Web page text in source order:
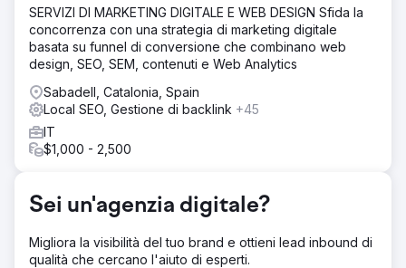
della concorrenza, abbiamo delineato un piano SEO
dettagliato e personalizzato per il nostro cliente. Ciò ha
comportato: – Creazione di landing page/pagine di
servizio aggiuntive/nuove per offerta per allineare un set
specifico di parole chiave con una pagina specifica –
Scrittura di contenuti di alta qualità, non pieni di parole
chiave – Aggiunta di CTA appropriati alle pagine –
Aggiunta di FAQ e contenuti informativi alla pagina –
Ottimizzazione on-page secondo le migliori pratiche SEO
1 – Classifica n. 1 nella ricerca Google per più termini
correlati a contabilità, contabilità, CPA, consulenza fiscale
iniziato a classificarsi nella SERP per più di 500 parole
SERVIZI DI MARKETING DIGITALE E WEB DESIGN Sfida la
concorrenza con una strategia di marketing digitale
basata su funnel di conversione che combinano web
design, SEO, SEM, contenuti e Web Analytics
Sabadell, Catalonia, Spain
Local SEO, Gestione di backlink +45
IT
$1,000 - 2,500
Sei un'agenzia digitale?
Migliora la visibilità del tuo brand e ottieni lead inbound di
qualità che cercano l'aiuto di esperti.